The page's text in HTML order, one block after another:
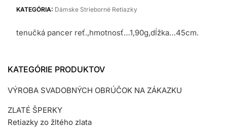
KATEGÓRIA: Dámske Strieborné Retiazky
tenučká pancer reť.,hmotnosť…1,90g,dĺžka…45cm.
KATEGÓRIE PRODUKTOV
VÝROBA SVADOBNÝCH OBRÚČOK NA ZÁKAZKU
ZLATÉ ŠPERKY
Retiazky zo žltého zlata